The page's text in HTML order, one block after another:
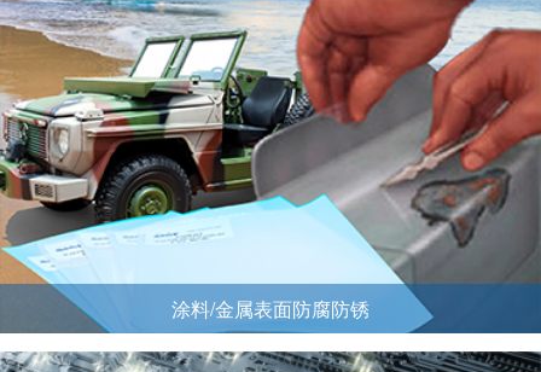
涂料/金属表面防腐防锈